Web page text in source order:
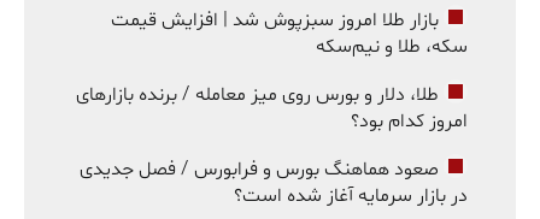
بازار طلا امروز سبزپوش شد | افزایش قیمت
سکه، طلا و نیم‌سکه
طلا، دلار و بورس روی میز معامله / برنده بازارهای
امروز کدام بود؟
صعود هماهنگ بورس و فرابورس / فصل جدیدی
در بازار سرمایه آغاز شده است؟